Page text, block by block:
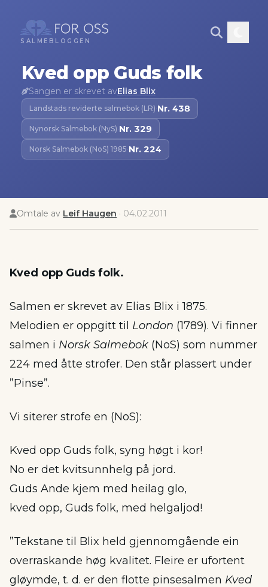
SALMEBLOGGEN
Kved opp Guds folk
Sangen er skrevet avElias Blix
Landstads reviderte salmebok (LR)·Nr. 438
Nynorsk Salmebok (NyS)·Nr. 329
Norsk Salmebok (NoS) 1985·Nr. 224
Omtale av Leif Haugen · 04.02.2011
Kved opp Guds folk.
Salmen er skrevet av Elias Blix i 1875.
Melodien er oppgitt til London (1789). Vi finner
salmen i Norsk Salmebok (NoS) som nummer
224 med åtte strofer. Den står plassert under
”Pinse”.
Vi siterer strofe en (NoS):
Kved opp Guds folk, syng høgt i kor!
No er det kvitsunnhelg på jord.
Guds Ande kjem med heilag glo,
kved opp, Guds folk, med helgaljod!
”Tekstane til Blix held gjennomgående ein
overraskande høg kvalitet. Fleire er ufortent
gløymde, t. d. er den flotte pinsesalmen Kved